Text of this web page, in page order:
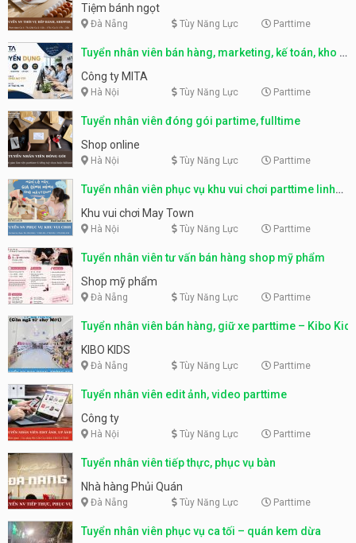
Tiệm bánh ngọt
Đà Nẵng Tùy Năng Lực Parttime
Tuyển nhân viên bán hàng, marketing, kế toán, kho –
parttime, fulltime
Công ty MITA
Hà Nội Tùy Năng Lực Parttime
Tuyển nhân viên đóng gói partime, fulltime
Shop online
Hà Nội Tùy Năng Lực Parttime
Tuyển nhân viên phục vụ khu vui chơi parttime linh
động
Khu vui chơi May Town
Hà Nội Tùy Năng Lực Parttime
Tuyển nhân viên tư vấn bán hàng shop mỹ phẩm
Shop mỹ phẩm
Đà Nẵng Tùy Năng Lực Parttime
Tuyển nhân viên bán hàng, giữ xe parttime – Kibo Kid
KIBO KIDS
Đà Nẵng Tùy Năng Lực Parttime
Tuyển nhân viên edit ảnh, video parttime
Công ty
Hà Nội Tùy Năng Lực Parttime
Tuyển nhân viên tiếp thực, phục vụ bàn
Nhà hàng Phủi Quán
Đà Nẵng Tùy Năng Lực Parttime
Tuyển nhân viên phục vụ ca tối – quán kem dừa